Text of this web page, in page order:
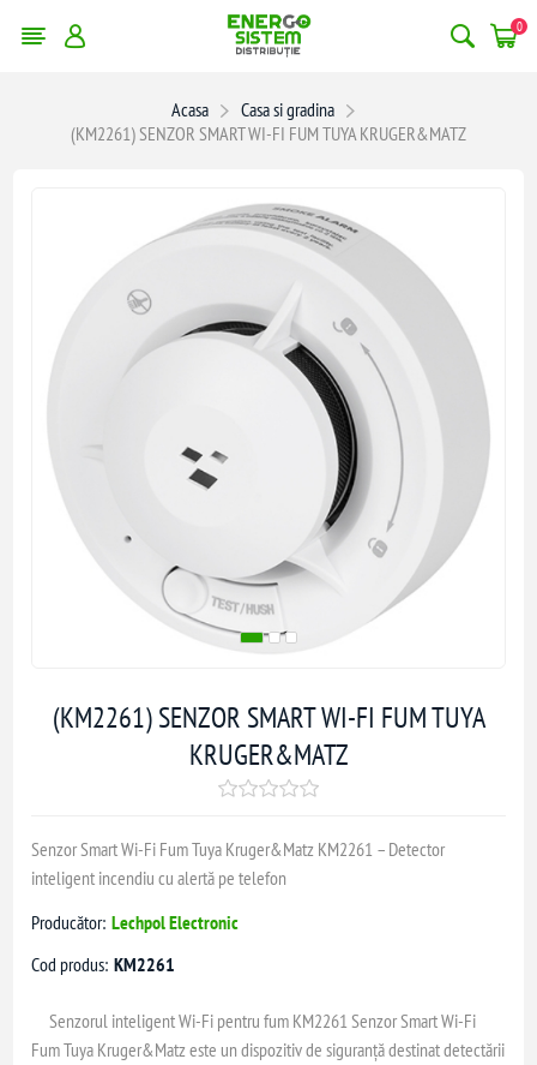
0
Acasa
Casa si gradina
(KM2261) SENZOR SMART WI-FI FUM TUYA KRUGER&MATZ
(KM2261) SENZOR SMART WI-FI FUM TUYA
KRUGER&MATZ
Senzor Smart Wi-Fi Fum Tuya Kruger&Matz KM2261 – Detector
inteligent incendiu cu alertă pe telefon
Producător: Lechpol Electronic
Cod produs: KM2261
Senzorul inteligent Wi-Fi pentru fum KM2261 Senzor Smart Wi‑Fi
Fum Tuya Kruger&Matz este un dispozitiv de siguranță destinat detectării